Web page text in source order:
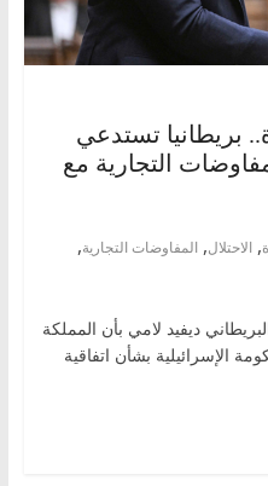
بريطانيا تستدعي
التجارية مع
, الاحتلال, المفاوضات التجارية,
ديفيد لامي بأن المملكة
الإسرائيلية بشأن اتفاقية